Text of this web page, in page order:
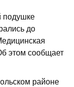
подушке
до
этом сообщает
районе